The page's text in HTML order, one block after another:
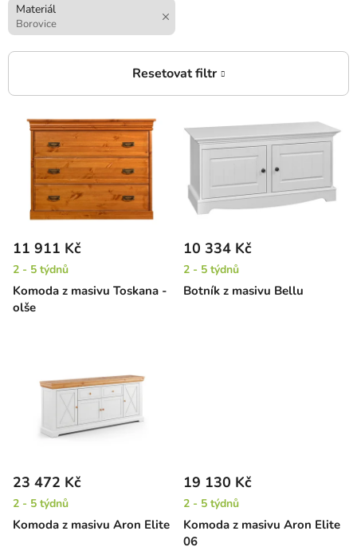
Materiál
Borovice
o
d
u
k
Komoda z masivu Toskana -
olše
11 911 Kč
2 - 5 týdnů
Botník z masivu Bellu
10 334 Kč
2 - 5 týdnů
Komoda z masivu Aron Elite
23 472 Kč
2 - 5 týdnů
Komoda z masivu Aron Elite
06
19 130 Kč
2 - 5 týdnů